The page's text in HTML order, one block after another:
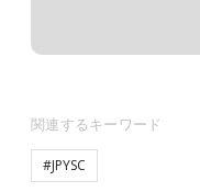
関連するキーワード
#JPYSC